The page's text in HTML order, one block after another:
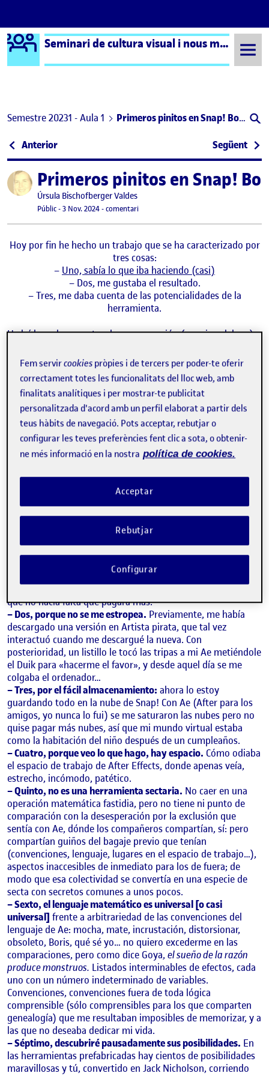
Saltar al contingut
Logo Ágora Seminari de cultura visual i nous mitjans – Aula 1
Semestre 20231 - Aula 1 Primeros pinitos en Snap! Borrones
Navegació d'entrades
Anterior: SENCILLAMENTE LANA, y otras imágenes de
Següent: El
Publicat perPrimeros pinitos en Snap!
Publicat per
Úrsula Bischofberger Valdes
Visibilitat:
Públic-Data de publicació
3 Nov. 20243 novembre, 2024 2:58 pm
-comentariel Primeros pinitos en Snap! Borrones
Hoy por fin he hecho un trabajo que se ha caracterizado por
tres cosas:
– Uno, sabía lo que iba haciendo (casi)
– Dos, me gustaba el resultado.
– Tres, me daba cuenta de las potencialidades de la
herramienta.
He leído en los apuntes de programación (en mis palabras)
programadores proviene del propio software, de las
sucesivas revisiones y formas de rehacerlo una y otra vez
Referente valiosísimo: mis
amargas experiencias
previas
¡Menos mal que pasé por Adobe! Ahora valoro muchísimo el
arrojo que tuve al acercarme con tanto ímpetu a lo que
llamo el «software de marca», y si me alegro tanto de usar
esta herramienta de software libre es gracias a mismuy
experiencias previas:
Adobe para usar After Effects y Premiere, pero pagaba toda
la suite sin tener ni idea… Tuve que seguir pagando Adobe
sin usarlo hasta que, un buen día, me llamaron y me dijeron
que no hacía falta que pagara más.
– Dos, porque no se me estropea. Previamente, me había
descargado una versión en Artista pirata, que tal vez
interactuó cuando me descargué la nueva. Con
posterioridad, un listillo le tocó las tripas a mi Ae metiéndole
el Duik para «hacerme el favor», y desde aquel día se me
colgaba el ordenador…
– Tres, por el fácil almacenamiento: ahora lo estoy
guardando todo en la nube de Snap! Con Ae (After para los
amigos, yo nunca lo fui) se me saturaron las nubes pero no
quise pagar más nubes, así que mi mundo virtual estaba
como la habitación del niño después de un cumpleaños.
– Cuatro, porque veo lo que hago, hay espacio. Cómo odiaba
el espacio de trabajo de After Effects, donde apenas veía,
estrecho, incómodo, patético.
– Quinto, no es una herramienta sectaria. No caer en una
operación matemática fastidia, pero no tiene ni punto de
comparación con la desesperación por la exclusión que
sentía con Ae, dónde los compañeros compartían, sí: pero
compartían guiños del bagaje previo que tenían
(convenciones, lenguaje, lugares en el espacio de trabajo…),
aspectos inaccesibles de inmediato para los de fuera; de
modo que esa colectividad se convertía en una especie de
secta con secretos comunes a unos pocos.
– Sexto, el lenguaje matemático es universal [o casi
universal] frente a arbitrariedad de las convenciones del
lenguaje de Ae: mocha, mate, incrustación, distorsionar,
obsoleto, Boris, qué sé yo… no quiero excederme en las
comparaciones, pero como dice Goya, el sueño de la razón
produce monstruos. Listados interminables de efectos, cada
uno con un número indeterminado de variables.
Convenciones, convenciones fuera de toda lógica
comprensible (sólo comprensibles para los que comparten
genealogía) que me resultaban imposibles de memorizar, y a
las que no deseaba dedicar mi vida.
– Séptimo, descubriré pausadamente sus posibilidades. En
las herramientas prefabricadas hay cientos de posibilidades
maravillosas y tú, convertido en Jack Nicholson, corriendo
Fem servircookies pròpies i de tercers per poder-te oferir
correctament totes les funcionalitats del lloc web, amb
finalitats analítiques i per mostrar-te publicitat
personalitzada d'acord amb un perfil elaborat a partir dels
teus hàbits de navegació. Pots acceptar, rebutjar o
configurar les teves preferències fent clic a sota, o obtenir-
ne més informació en la nostra política de cookies.
Rebutjar
Acceptar
Configurar